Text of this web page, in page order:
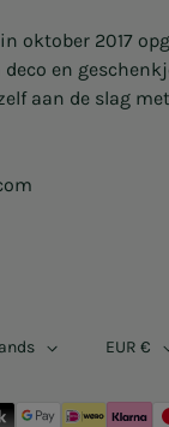
oktober 2017
en
aan de slag
EUR €